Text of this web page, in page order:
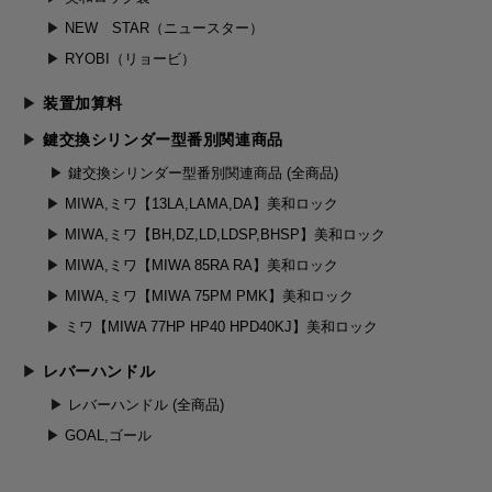
NEW STAR（ニュースター）
RYOBI（リョービ）
装置加算料
鍵交換シリンダー型番別関連商品
鍵交換シリンダー型番別関連商品 (全商品)
MIWA,ミワ【13LA,LAMA,DA】美和ロック
MIWA,ミワ【BH,DZ,LD,LDSP,BHSP】美和ロック
MIWA,ミワ【MIWA 85RA RA】美和ロック
MIWA,ミワ【MIWA 75PM PMK】美和ロック
ミワ【MIWA 77HP HP40 HPD40KJ】美和ロック
レバーハンドル
レバーハンドル (全商品)
GOAL,ゴール